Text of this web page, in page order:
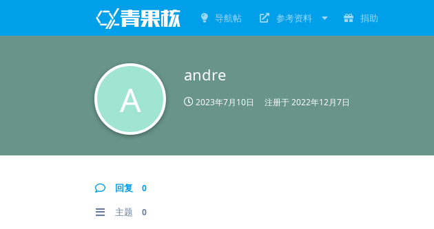
导航帖 参考资料 捐助
A
andre
2023年7月10日 注册于2022年12月7日
回复 0
主题 0